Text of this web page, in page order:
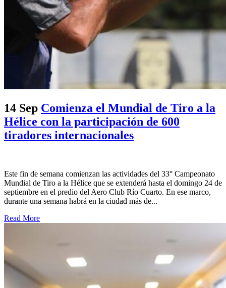
14 Sep Comienza el Mundial de Tiro a la
Hélice con la participación de 600
tiradores internacionales
Este fin de semana comienzan las actividades del 33° Campeonato
Mundial de Tiro a la Hélice que se extenderá hasta el domingo 24 de
septiembre en el predio del Aero Club Río Cuarto. En ese marco,
durante una semana habrá en la ciudad más de...
Read More